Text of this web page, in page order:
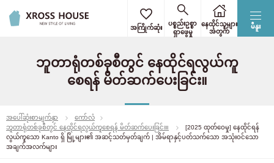
မီနူး
အကြိုက်ဆုံး
ပစ္စည်းဥစ္စာ
ရှာဖွေမှု
နေထိုင်သူများ
အတွက်
ဘူတာရုံတစ်ခုစီတွင် နေထိုင်ရလွယ်ကူ
စေရန် မိတ်ဆက်ပေးခြင်း။
အပေါ်ဆုံးစာမျက်နှာ
ကော်လံ
ဘူတာရုံတစ်ခုစီတွင် နေထိုင်ရလွယ်ကူစေရန် မိတ်ဆက်ပေးခြင်း။
[2025 ထုတ်ဝေမှု] နေထိုင်ရန်
လွယ်ကူသော Kanto ရှိ မြို့များ၏ အဆင့်သတ်မှတ်ချက် | အိမ်ရာနှင့်ပတ်သက်သော အသုံးဝင်သော
အချက်အလက်များ